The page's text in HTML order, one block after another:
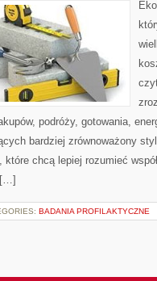
podróży, gotowania,
bardziej zrównoważony
które chcą lepiej rozumieć
BADANIA PROFILAKTYCZNE